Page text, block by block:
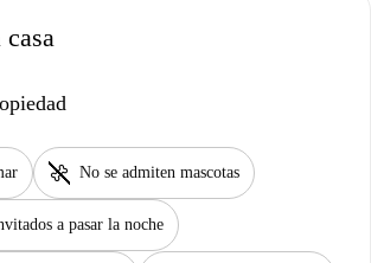
pet_supplies No se admiten mascotas
a pasar la noche